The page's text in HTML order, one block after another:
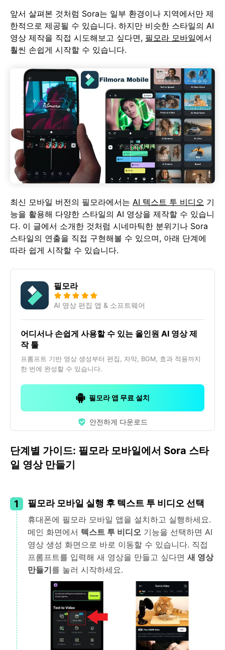
앞서 살펴본 것처럼 Sora는 일부 환경이나 지역에서만 제
한적으로 제공될 수 있습니다. 하지만 비슷한 스타일의 AI
영상 제작을 직접 시도해보고 싶다면, 필모라 모바일에서
훨씬 손쉽게 시작할 수 있습니다.
최신 모바일 버전의 필모라에서는 AI 텍스트 투 비디오 기
능을 활용해 다양한 스타일의 AI 영상을 제작할 수 있습니
다. 이 글에서 소개한 것처럼 시네마틱한 분위기나 Sora
스타일의 연출을 직접 구현해볼 수 있으며, 아래 단계에
따라 쉽게 시작할 수 있습니다.
필모라
AI 영상 편집 앱 & 소프트웨어
어디서나 손쉽게 사용할 수 있는 올인원 AI 영상 제
작 툴
프롬프트 기반 영상 생성부터 편집, 자막, BGM, 효과 적용까지
한 번에 완성할 수 있습니다.
필모라 앱 무료 설치
안전하게 다운로드
단계별 가이드: 필모라 모바일에서 Sora 스타
일 영상 만들기
1 필모라 모바일 실행 후 텍스트 투 비디오 선택
휴대폰에 필모라 모바일 앱을 설치하고 실행하세요.
메인 화면에서 텍스트 투 비디오 기능을 선택하면 AI
영상 생성 화면으로 바로 이동할 수 있습니다. 직접
프롬프트를 입력해 새 영상을 만들고 싶다면새 영상
만들기를 눌러 시작하세요.